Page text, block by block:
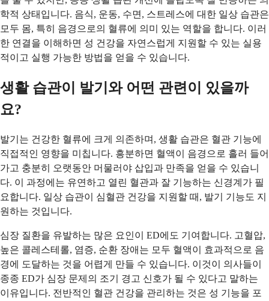
학적 상태입니다. 음식, 운동, 수면, 스트레스에 대한 일상 습관은
모두 몸, 특히 음경으로의 혈류에 의미 있는 역할을 합니다. 이러
한 연결을 이해하면 성 건강을 자연스럽게 지원할 수 있는 실용
적이고 실행 가능한 방법을 얻을 수 있습니다.
생활 습관이 발기와 어떤 관련이 있을까
요?
발기는 건강한 혈류에 크게 의존하며, 생활 습관은 혈관 기능에
직접적인 영향을 미칩니다. 흥분하면 혈액이 음경으로 흘러 들어
가고 충분히 오랫동안 머물러야 삽입과 만족을 얻을 수 있습니
다. 이 과정에는 유연하고 열린 혈관과 잘 기능하는 신경계가 필
요합니다. 일상 습관이 심혈관 건강을 지원할 때, 발기 기능도 지
원하는 것입니다.
심장 질환을 유발하는 많은 요인이 ED에도 기여합니다. 고혈압,
높은 콜레스테롤, 염증, 순환 장애는 모두 혈액이 효과적으로 음
경에 도달하는 것을 어렵게 만들 수 있습니다. 이것이 의사들이
종종 ED가 심장 문제의 조기 경고 신호가 될 수 있다고 말하는
이유입니다. 전반적인 혈관 건강을 관리하는 것은 성 기능을 포